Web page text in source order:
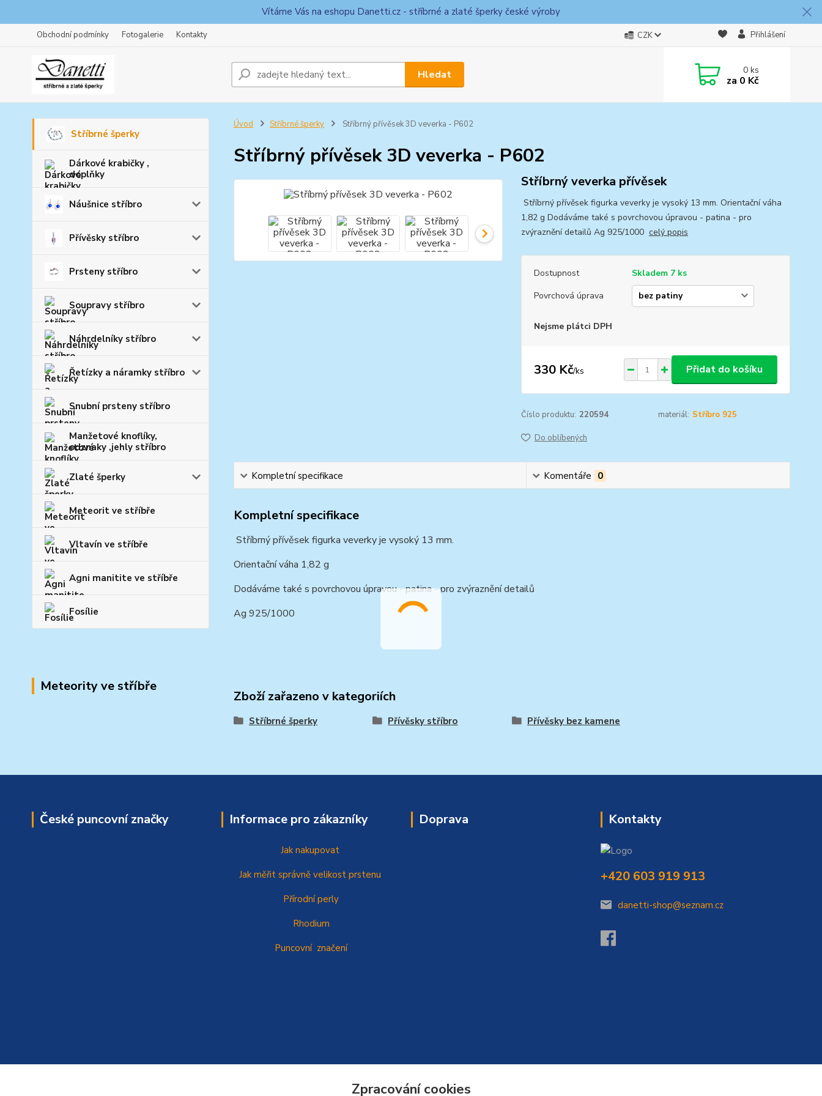
Vítáme Vás na eshopu Danetti.cz - stříbrné a zlaté šperky české výroby
Obchodní podmínky Fotogalerie Kontakty CZK Přihlášení
Hledat 0ks
za 0 Kč
Stříbrné šperky
Dárkové krabičky ,
doplňky
Náušnice stříbro
Přívěsky stříbro
Prsteny stříbro
Soupravy stříbro
Náhrdelníky stříbro
Řetízky a náramky stříbro
Snubní prsteny stříbro
Manžetové knoflíky,
odznaky ,jehly stříbro
Zlaté šperky
Meteorit ve stříbře
Vltavín ve stříbře
Agni manitite ve stříbře
Fosílie
Meteority ve stříbře
Úvod Stříbrné šperky Stříbrný přívěsek 3D veverka - P602
Stříbrný přívěsek 3D veverka - P602
Stříbrný veverka přívěsek
Stříbrný přívěsek figurka veverky je vysoký 13 mm. Orientační váha
1,82 g Dodáváme také s povrchovou úpravou - patina - pro
zvýraznění detailů Ag 925/1000 celý popis
Dostupnost
Skladem 7 ks
Povrchová úprava
Nejsme plátci DPH
330 Kč/ks Přidat do košíku
Číslo produktu: 220594 materiál: Stříbro 925
Do oblíbených
Kompletní specifikace Komentáře 0
Kompletní specifikace
Stříbrný přívěsek figurka veverky je vysoký 13 mm.
Orientační váha 1,82 g
Dodáváme také s povrchovou úpravou - patina - pro zvýraznění detailů
Ag 925/1000
Zboží zařazeno v kategoriích
Stříbrné šperky Přívěsky stříbro Přívěsky bez kamene
České puncovní značky Informace pro zákazníky
Jak nakupovat
Jak měřit správněvelikost prstenu
Přírodní perly
Rhodium
Puncovní značení
Doprava Kontakty
+420 603 919 913
danetti-shop@seznam.cz
Zpracování cookies